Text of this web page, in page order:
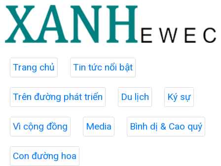
Trang chủ Tin tức nổi bật
Trên đường phát triển Du lịch Ký sự
Vì cộng đồng Media Bình dị & Cao quý
Con đường hoa